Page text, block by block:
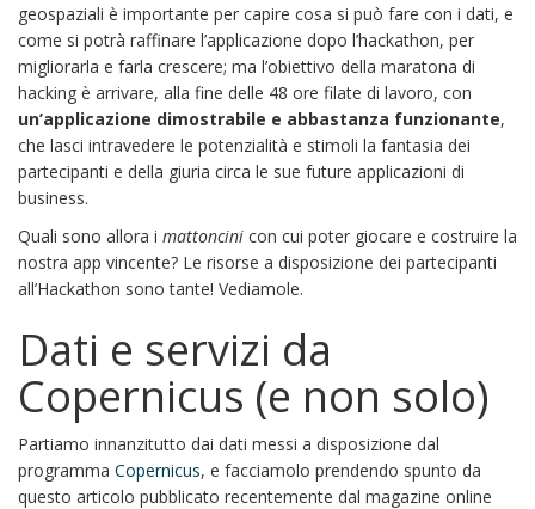
geospaziali è importante per capire cosa si può fare con i dati, e
come si potrà raffinare l’applicazione dopo l’hackathon, per
migliorarla e farla crescere; ma l’obiettivo della maratona di
hacking è arrivare, alla fine delle 48 ore filate di lavoro, con
un’applicazione dimostrabile e abbastanza funzionante,
che lasci intravedere le potenzialità e stimoli la fantasia dei
partecipanti e della giuria circa le sue future applicazioni di
business.
Quali sono allora i mattoncini con cui poter giocare e costruire la
nostra app vincente? Le risorse a disposizione dei partecipanti
all’Hackathon sono tante! Vediamole.
Dati e servizi da
Copernicus (e non solo)
Partiamo innanzitutto dai dati messi a disposizione dal
programma Copernicus, e facciamolo prendendo spunto da
questo articolo pubblicato recentemente dal magazine online